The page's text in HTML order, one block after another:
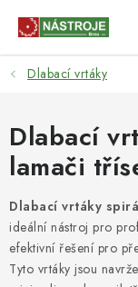
NÁSTROJE
AKCE
BRUSIVO
ELEKTRONÁŘADÍ
LEPENÍ A
Dlabací vrtáky
Dlabací
lamači
Dlabací vrtáky
ideální nástroj pro
efektivní řešení pro
Tyto vrtáky jsou